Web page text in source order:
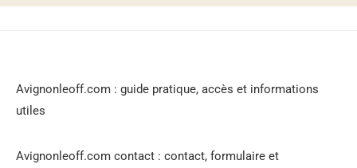
Avignonleoff.com : guide pratique, accès et informations
utiles
Avignonleoff.com contact : contact, formulaire et